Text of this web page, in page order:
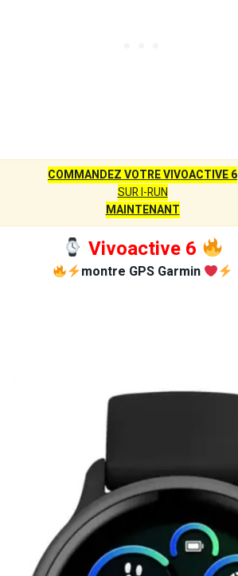
COMMANDEZ VOTRE VIVOACTIVE 6
SUR I-RUN
MAINTENANT
Vivoactive 6
montre GPS Garmin